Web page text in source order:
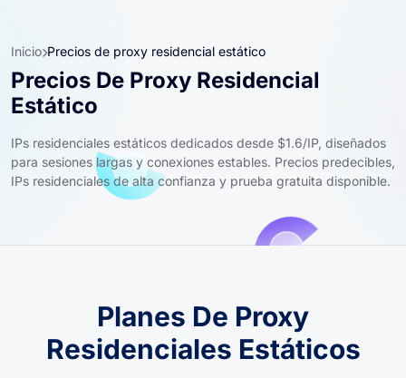
Inicio Precios de proxy residencial estático
Precios De Proxy Residencial
Estático
IPs residenciales estáticos dedicados desde $1.6/IP, diseñados
para sesiones largas y conexiones estables. Precios predecibles,
IPs residenciales de alta confianza y prueba gratuita disponible.
Planes De Proxy
Residenciales Estáticos